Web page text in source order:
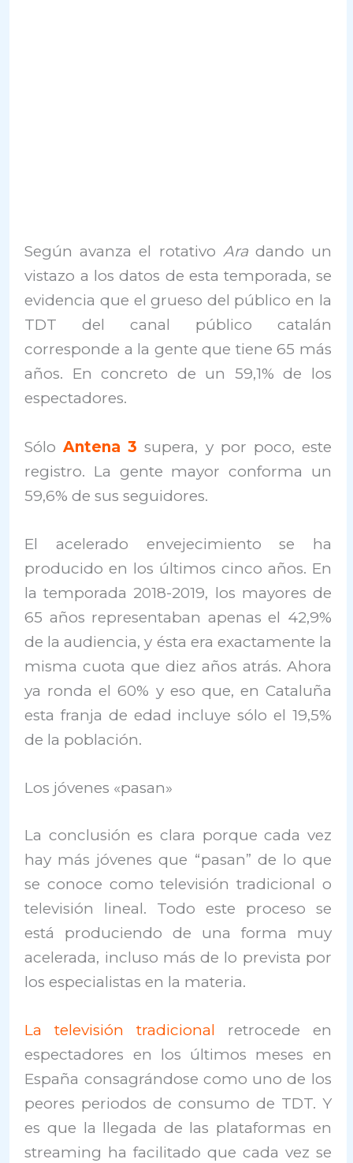
Según avanza el rotativo Aradando un
vistazo a los datos de esta temporada, se
evidencia que el grueso del público en la
TDT del canal público catalán
corresponde a la gente que tiene 65 más
años. En concreto de un 59,1% de los
espectadores.
SóloAntena 3 supera, y por poco, este
registro. La gente mayor conforma un
59,6% de sus seguidores.
El acelerado envejecimiento se ha
producido en los últimos cinco años. En
la temporada 2018-2019, los mayores de
65 años representaban apenas el 42,9%
de la audiencia, y ésta era exactamente la
misma cuota que diez años atrás. Ahora
ya ronda el 60% y eso que, en Cataluña
esta franja de edad incluye sólo el 19,5%
de la población.
Los jóvenes «pasan»
La conclusión es clara porque cada vez
hay más jóvenes que “pasan” de lo que
se conoce como televisión tradicional o
televisión lineal. Todo este proceso se
está produciendo de una forma muy
acelerada, incluso más de lo prevista por
los especialistas en la materia.
La televisión tradicional retrocede en
espectadores en los últimos meses en
España consagrándose como uno de los
peores periodos de consumo de TDT. Y
es que la llegada de las plataformas en
streaming ha facilitado que cada vez se